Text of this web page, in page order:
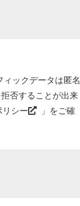
ックデータは匿名
否することが出来
リシー
」をご確